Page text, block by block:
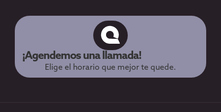
¡Agendemos una llamada!
Elige el horario que mejor te quede.